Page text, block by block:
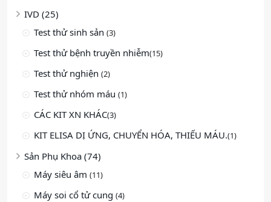
IVD (25)
Test thử sinh sản (3)
Test thử bệnh truyền nhiễm(15)
Test thử nghiện (2)
Test thử nhóm máu (1)
CÁC KIT XN KHÁC(3)
KIT ELISA DỊ ỨNG, CHUYỂN HÓA, THIẾU MÁU.(1)
Sản Phụ Khoa (74)
Máy siêu âm (11)
Máy soi cổ tử cung (4)